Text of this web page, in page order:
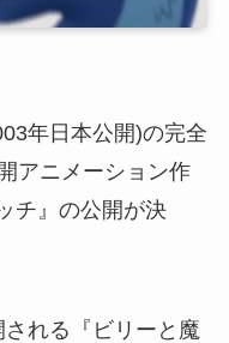
年日本公開)の完全
アニメーション作
チ』の公開が決
れる『ビリーと魔